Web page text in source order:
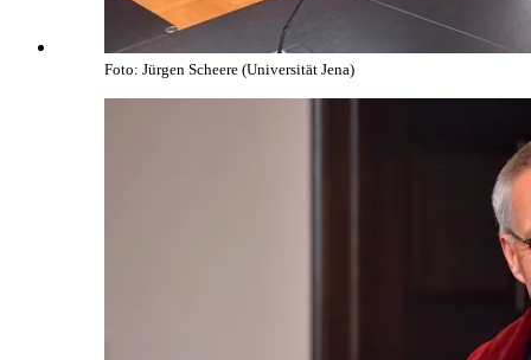
Foto: Jürgen Scheere (Universität Jena)